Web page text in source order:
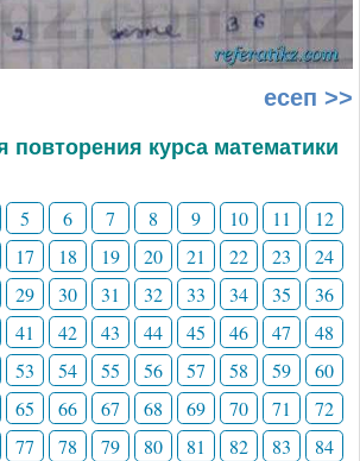
есеп >>
повторения курса математики
5 6 7 8 9 10 11
12
17 18 19 20 21 22 23
24
29 30 31 32 33 34 35
36
41 42 43 44 45 46 47
48
53 54 55 56 57 58 59
60
65 66 67 68 69 70 71
72
77 78 79 80 81 82 83
84